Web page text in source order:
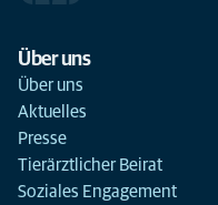
Über uns
Über uns
Aktuelles
Presse
Tierärztlicher Beirat
Soziales Engagement